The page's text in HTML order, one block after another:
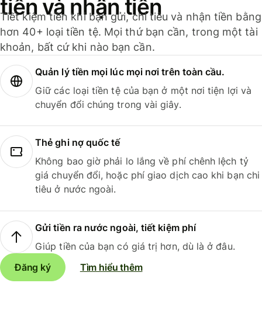
tiền và nhận tiền
Tiết kiệm tiền khi bạn gửi, chi tiêu và nhận tiền bằng
hơn 40+ loại tiền tệ. Mọi thứ bạn cần, trong một tài
khoản, bất cứ khi nào bạn cần.
Quản lý tiền mọi lúc mọi nơi trên toàn cầu.
Giữ các loại tiền tệ của bạn ở một nơi tiện lợi và
chuyển đổi chúng trong vài giây.
Thẻ ghi nợ quốc tế
Không bao giờ phải lo lắng về phí chênh lệch tỷ
giá chuyển đổi, hoặc phí giao dịch cao khi bạn chi
tiêu ở nước ngoài.
Gửi tiền ra nước ngoài, tiết kiệm phí
Giúp tiền của bạn có giá trị hơn, dù là ở đâu.
Đăng ký
Tìm hiểu thêm